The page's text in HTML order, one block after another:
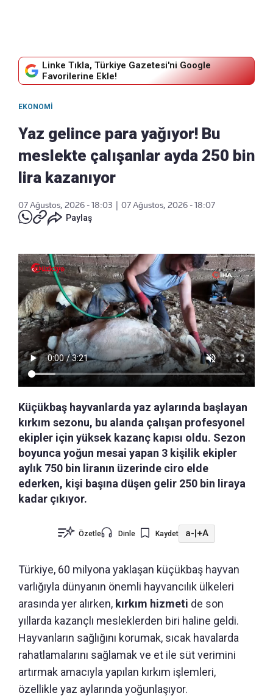
Linke Tıkla, Türkiye Gazetesi'ni Google
Favorilerine Ekle!
EKONOMI
Yaz gelince para yağıyor! Bu
meslekte çalışanlar ayda 250 bin
lira kazanıyor
07 Ağustos, 2026 - 18:03
07 Ağustos, 2026 - 18:07
Paylaş
Küçükbaş hayvanlarda yaz aylarında başlayan
kırkım sezonu, bu alanda çalışan profesyonel
ekipler için yüksek kazanç kapısı oldu. Sezon
boyunca yoğun mesai yapan 3 kişilik ekipler
aylık 750 bin liranın üzerinde ciro elde
ederken, kişi başına düşen gelir 250 bin liraya
kadar çıkıyor.
Özetle Dinle Kaydet a-|+A
Türkiye, 60 milyona yaklaşan küçükbaş hayvan
varlığıyla dünyanın önemli hayvancılık ülkeleri
arasında yer alırken, kırkım hizmeti de son
yıllarda kazançlı mesleklerden biri haline geldi.
Hayvanların sağlığını korumak, sıcak havalarda
rahatlamalarını sağlamak ve et ile süt verimini
artırmak amacıyla yapılan kırkım işlemleri,
özellikle yaz aylarında yoğunlaşıyor.